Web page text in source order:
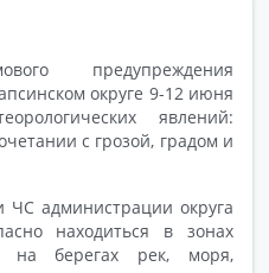
обсуждения
предупреждения
округе 9-12 июня
явлений:
с грозой, градом и
администрации округа
находиться в зонах
на берегах рек, моря,